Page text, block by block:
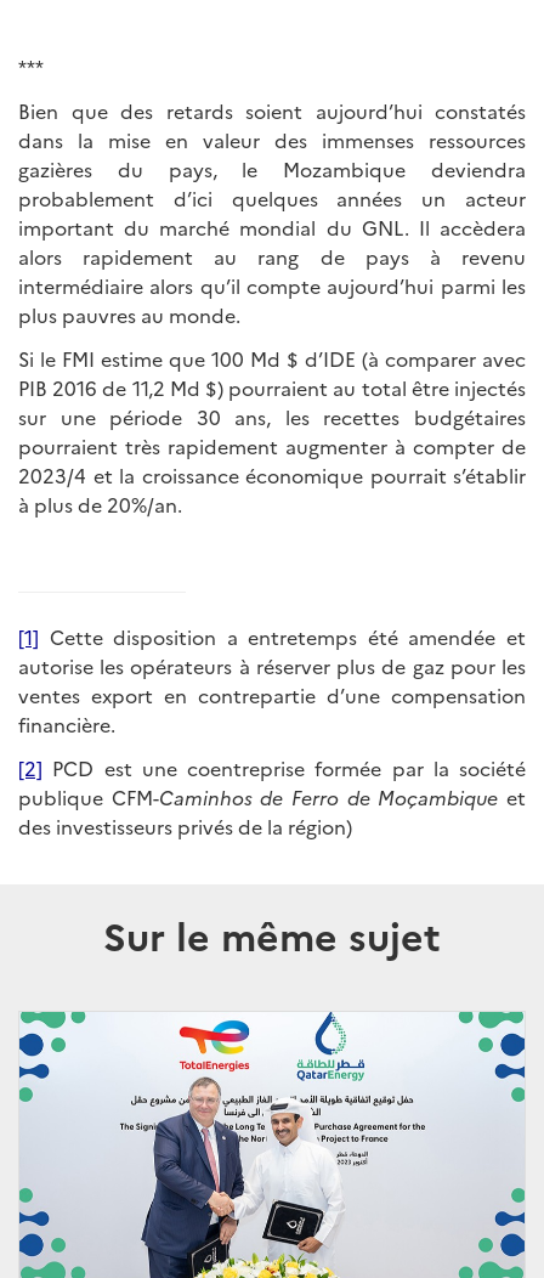
***
Bien que des retards soient aujourd’hui constatés
dans la mise en valeur des immenses ressources
gazières du pays, le Mozambique deviendra
probablement d’ici quelques années un acteur
important du marché mondial du GNL. Il accèdera
alors rapidement au rang de pays à revenu
intermédiaire alors qu’il compte aujourd’hui parmi les
plus pauvres au monde.
Si le FMI estime que 100 Md $ d’IDE (à comparer avec
PIB 2016 de 11,2 Md $) pourraient au total être injectés
sur une période 30 ans, les recettes budgétaires
pourraient très rapidement augmenter à compter de
2023/4 et la croissance économique pourrait s’établir
à plus de 20%/an.
[1] Cette disposition a entretemps été amendée et
autorise les opérateurs à réserver plus de gaz pour les
ventes export en contrepartie d’une compensation
financière.
[2] PCD est une coentreprise formée par la société
publique CFM-Caminhos de Ferro de Moçambique et
des investisseurs privés de la région)
Sur le même sujet